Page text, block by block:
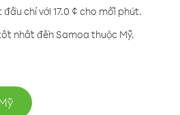
chỉ với 17.0 ¢ cho mỗi phút.
nhất đến Samoa thuộc Mỹ.